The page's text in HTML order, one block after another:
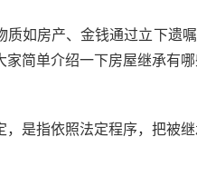
如房产、金钱通过立下遗
简单介绍一下房屋继承有
是指依照法定程序，把被